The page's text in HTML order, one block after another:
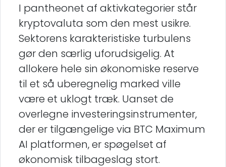
I pantheonet af aktivkategorier står
kryptovaluta som den mest usikre.
Sektorens karakteristiske turbulens
gør den særlig uforudsigelig. At
allokere hele sin økonomiske reserve
til et så uberegnelig marked ville
være et uklogt træk. Uanset de
overlegne investeringsinstrumenter,
der er tilgængelige via BTC Maximum
AI platformen, er spøgelset af
økonomisk tilbageslag stort.